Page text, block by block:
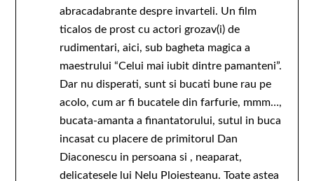
abracadabrante despre invarteli. Un film
ticalos de prost cu actori grozav(i) de
rudimentari, aici, sub bagheta magica a
maestrului “Celui mai iubit dintre pamanteni”.
Dar nu disperati, sunt si bucati bune rau pe
acolo, cum ar fi bucatele din farfurie, mmm…,
bucata-amanta a finantatorului, sutul in buca
incasat cu placere de primitorul Dan
Diaconescu in persoana si , neaparat,
delicatesele lui Nelu Ploiesteanu. Toate astea